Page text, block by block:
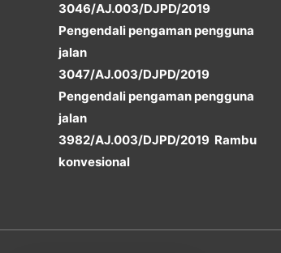
3046/AJ.003/DJPD/2019
Pengendali pengaman pengguna
jalan
3047/AJ.003/DJPD/2019
Pengendali pengaman pengguna
jalan
3982/AJ.003/DJPD/2019 Rambu
konvesional